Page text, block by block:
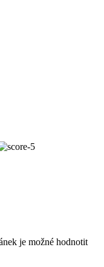
je možné hodnotit